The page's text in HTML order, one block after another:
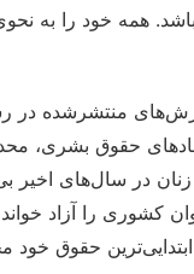
همه خود را به نحوی
منتشرشده در
حقوق بشری،
در سال‌های اخیر
کشوری را آزاد خواند
حقوق خود